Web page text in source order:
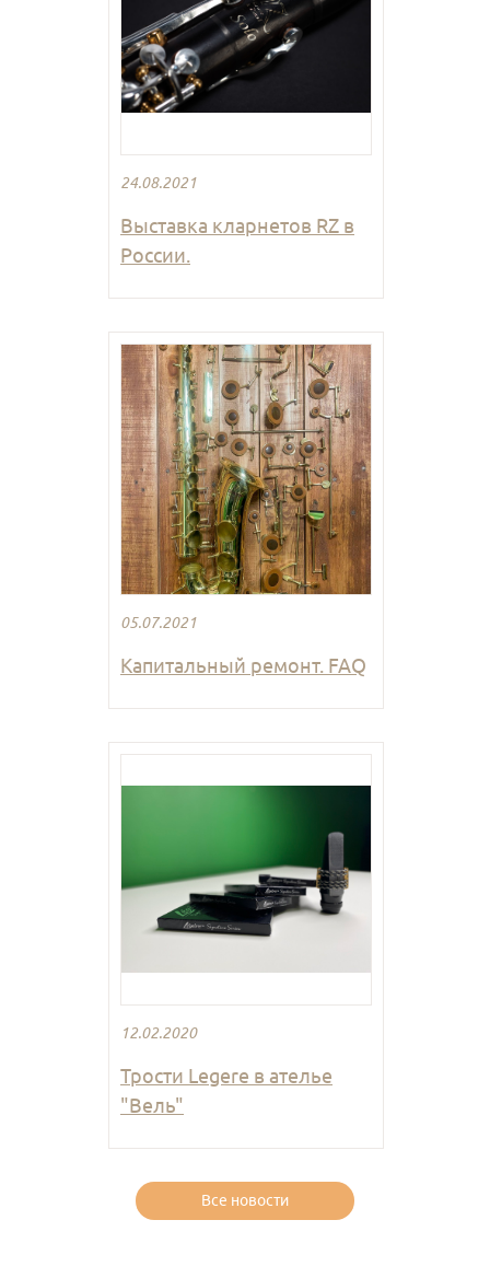
24.08.2021
Выставка кларнетов RZ в
России.
05.07.2021
Капитальный ремонт. FAQ
12.02.2020
Трости Legere в ателье
"Вель"
Все новости